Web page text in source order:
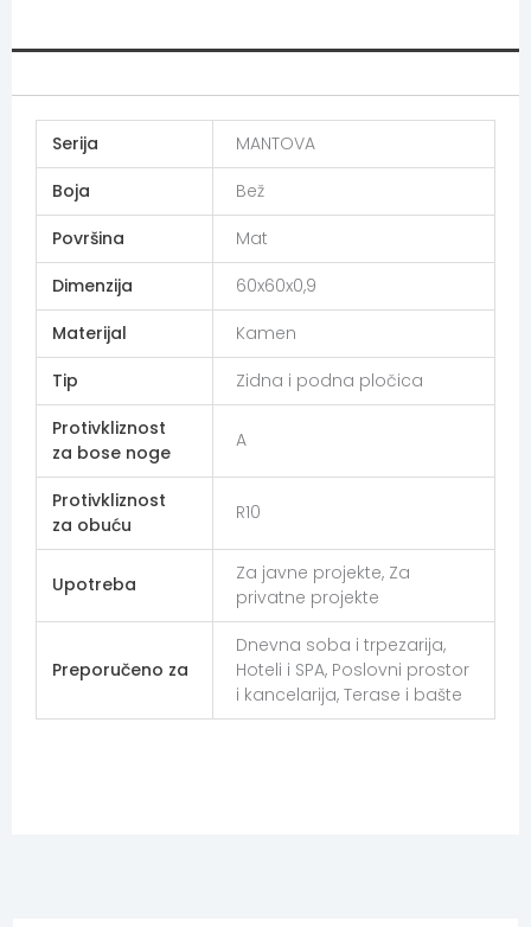
Serija
MANTOVA
Boja
Bež
Površina
Mat
Dimenzija
60x60x0,9
Materijal
Kamen
Tip
Zidna i podna pločica
Protivkliznost
za bose noge
A
Protivkliznost
za obuću
R10
Upotreba
Za javne projekte, Za
privatne projekte
Preporučeno za
Dnevna soba i trpezarija,
Hoteli i SPA, Poslovni prostor
i kancelarija, Terase i bašte